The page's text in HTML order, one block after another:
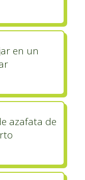
en un
azafata de